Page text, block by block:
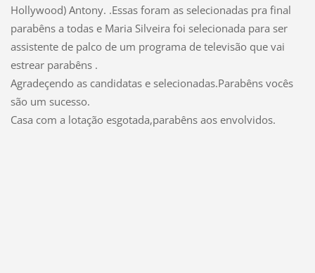
Hollywood) Antony. .Essas foram as selecionadas pra final
parabêns a todas e Maria Silveira foi selecionada para ser
assistente de palco de um programa de televisão que vai
estrear parabêns .
Agradeçendo as candidatas e selecionadas.Parabêns vocês
são um sucesso.
Casa com a lotação esgotada,parabêns aos envolvidos.